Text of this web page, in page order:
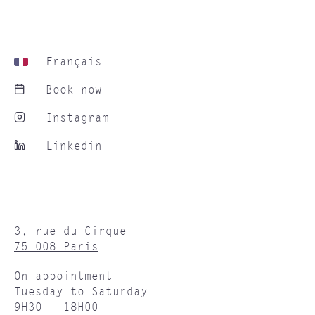
Français
Book now
Instagram
Linkedin
3, rue du Cirque
75 008 Paris
On appointment
Tuesday to Saturday
9H30 – 18H00